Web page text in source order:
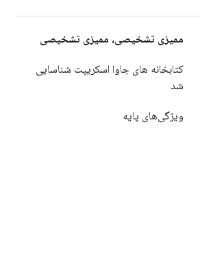
ممیزی تشخیصی، ممیزی تشخیصی
کتابخانه های جاوا اسکریپت شناسایی
شد
ویژگی‌های پایه